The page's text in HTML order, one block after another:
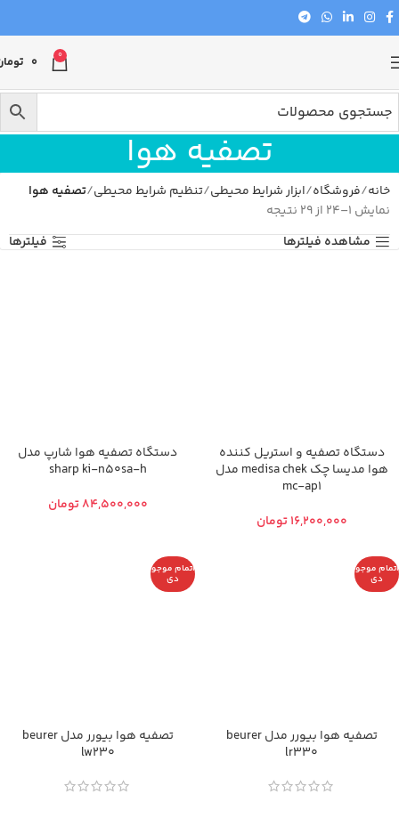
0
0
تصفیه هوا
خانه فروشگاه ابزار شرایط محیطی تنظیم شرایط محیطی تصفیه هوا
نمایش 1–24 از 29 نتیجه
مشاهده فیلترها
فیلترها
دستگاه تصفیه و استریل کننده
هوا مدیسا چک medisa chek مدل
mc-ap1
تومان
دستگاه تصفیه هوا شارپ مدل
sharp ki-n50sa-h
تومان
اتمام موجو
دی
تصفیه هوا بيورر مدل beurer
lr330
اتمام موجو
دی
تصفیه هوا بيورر مدل beurer
lw230